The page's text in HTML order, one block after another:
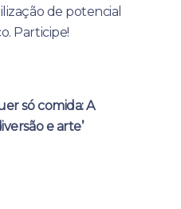
de potencial
Participe!
só comida: A
e arte’